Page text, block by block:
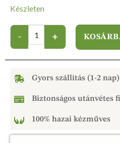
Készleten
Gyors szállítás (1-2 nap)
Biztonságos utánvétes
100% hazai kézműves